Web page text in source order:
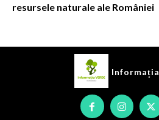
resursele naturale ale României
Informația